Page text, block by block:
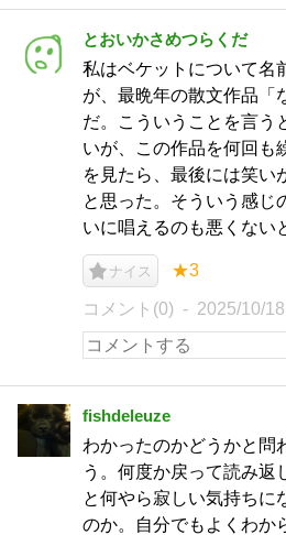
とおいかさめつらくだ
私はベケットについて名
が、最晩年の散文作品「
だ。こういうことを言う
いが、この作品を何回も
を見たら、最後には笑い
と思った。そういう感じ
いに唱えるのも悪くない
ナイス ★3
コメント(0) 2025/10/18
fishdeleuze
わかったのかどうかと問
う。何度か戻って読み返
と何やら寂しい気持ちに
のか。自分でもよくわか